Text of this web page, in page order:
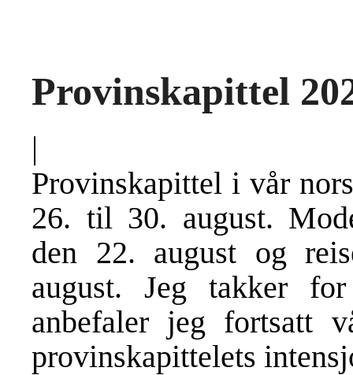
Provinskapittel
|
Provinskapittel i vår
26. til 30. august.
den 22. august og
august. Jeg takker
anbefaler jeg fortsatt
provinskapittelets